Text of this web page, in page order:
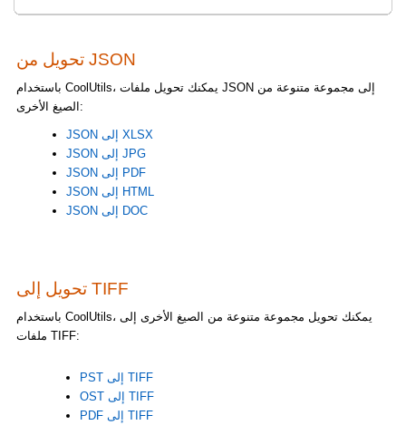
تحويل من JSON
باستخدام CoolUtils، يمكنك تحويل ملفات JSON إلى مجموعة متنوعة من
الصيغ الأخرى:
JSON إلى XLSX
JSON إلى JPG
JSON إلى PDF
JSON إلى HTML
JSON إلى DOC
تحويل إلى TIFF
باستخدام CoolUtils، يمكنك تحويل مجموعة متنوعة من الصيغ الأخرى إلى
ملفات TIFF:
PST إلى TIFF
OST إلى TIFF
PDF إلى TIFF